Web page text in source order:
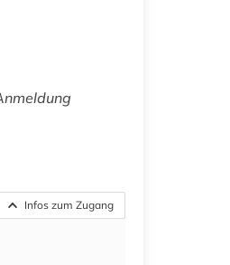
Infos zum Zugang